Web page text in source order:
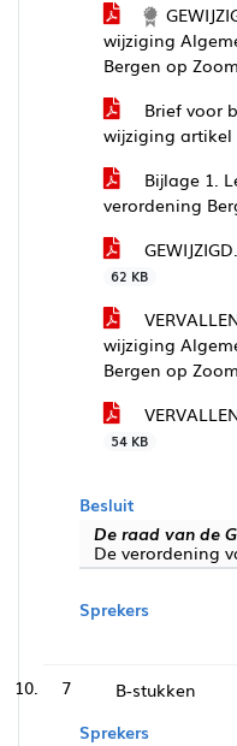
wijziging
Bergen op
Brief voor
wijziging artikel
Bijlage 1.
verordening
62 KB
wijziging
Bergen op
54 KB
Besluit
De raad van de
De verordening
Sprekers
7
B-stukken
Sprekers